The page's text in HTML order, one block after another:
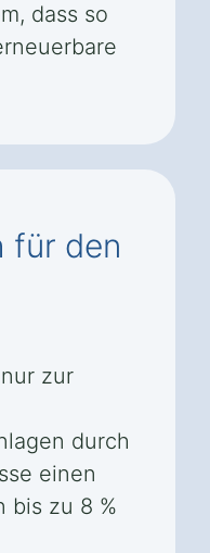
dass so
für den
zur
durch
einen
bis zu 8 %